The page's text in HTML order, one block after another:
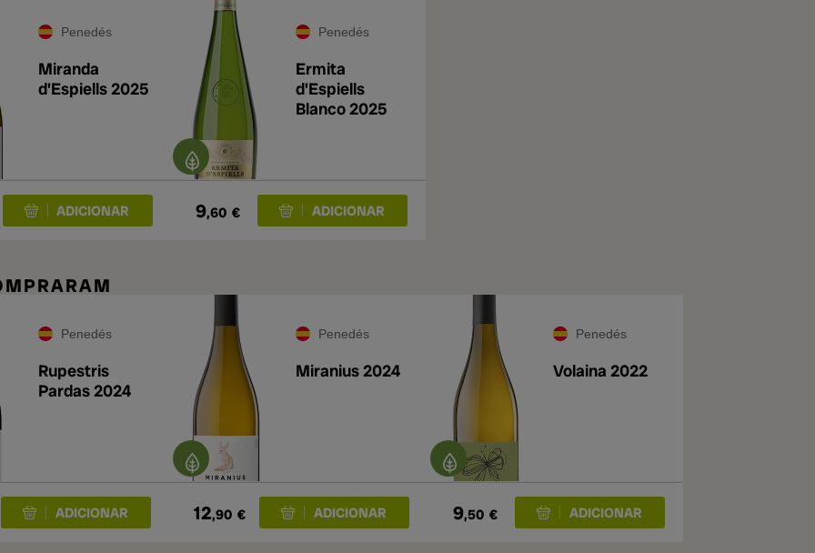
Penedés
Miranda
d'Espiells 2025
Penedés
Ermita
d'Espiells
Blanco 2025
9,60 €
Penedés
Rupestris
Pardas 2024
Penedés
Miranius 2024
12,90 €
Penedés
Volaina 2022
9,50 €